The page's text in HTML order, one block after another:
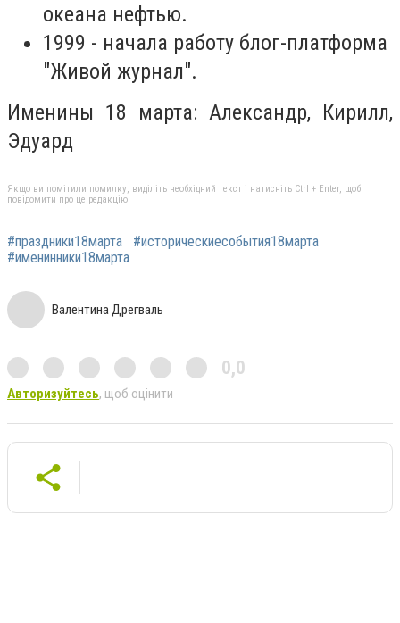
океана нефтью.
1999 - начала работу блог-платформа
"Живой журнал".
Именины 18 марта: Александр, Кирилл,
Эдуард
Якщо ви помітили помилку, виділіть необхідний текст і натисніть Ctrl + Enter, щоб
повідомити про це редакцію
#праздники18марта
#историческиесобытия18марта
#именинники18марта
Валентина Дрегваль
0,0
Авторизуйтесь, щоб оцінити